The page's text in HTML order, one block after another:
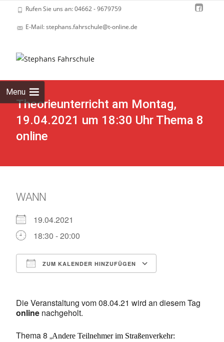
Rufen Sie uns an: 04662 - 9679759
E-Mail: stephans.fahrschule@t-online.de
Menu
Theorieunterricht am Montag,
19.04.2021 um 18:30 Uhr Thema 8
online
WANN
19.04.2021
18:30 - 20:00
ZUM KALENDER HINZUFÜGEN
Die Veranstaltung vom 08.04.21 wird an diesem Tag
online nachgeholt.
Thema 8 „Andere Teilnehmer im Straßenverkehr: